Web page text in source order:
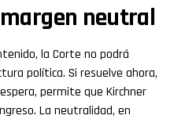
neutral
la Corte no podrá
política. Si resuelve ahora,
permite que Kirchner
La neutralidad, en